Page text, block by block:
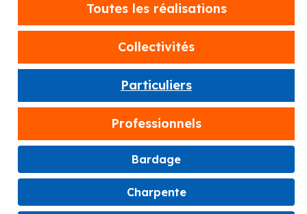
Toutes les réalisations
Collectivités
Particuliers
Professionnels
Bardage
Charpente